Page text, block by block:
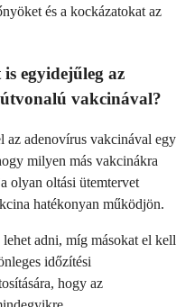
és a kockázatokat az
egyidejűleg az
vakcinával?
az adenovírus vakcinával egy
milyen más vakcinákra
olyan oltási ütemtervet
hatékonyan működjön.
adni, míg másokat el kell
időzítési
hogy az